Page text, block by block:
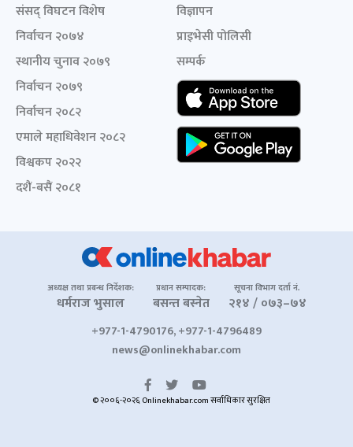
संसद् विघटन विशेष
निर्वाचन २०७४
स्थानीय चुनाव २०७९
निर्वाचन २०७९
निर्वाचन २०८२
एमाले महाधिवेशन २०८२
विश्वकप २०२२
दशैं-बसैं २०८१
विज्ञापन
प्राइभेसी पोलिसी
सम्पर्क
अध्यक्ष तथा प्रबन्ध निर्देशक:
धर्मराज भुसाल
प्रधान सम्पादक:
बसन्त बस्नेत
सूचना विभाग दर्ता नं.
२१४ / ०७३–७४
+977-1-4790176, +977-1-4796489
news@onlinekhabar.com
© २००६-२०२६ Onlinekhabar.com सर्वाधिकार सुरक्षित